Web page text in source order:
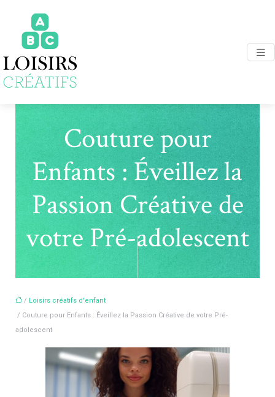
Couture pour
Enfants : Éveillez la
Passion Créative de
votre Pré-adolescent
/ Loisirs créatifs d'enfant
/ Couture pour Enfants : Éveillez la Passion Créative de votre Pré-
adolescent